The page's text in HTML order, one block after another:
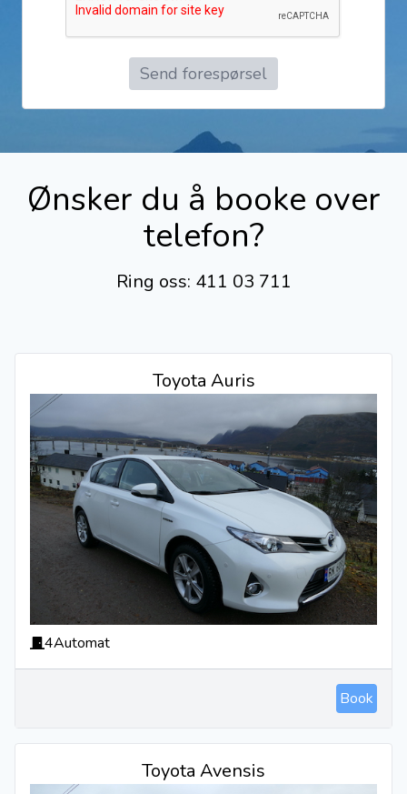
Send forespørsel
Ønsker du å booke over
telefon?
Ring oss: 411 03 711
Toyota Auris
4Automat
Book
Toyota Avensis